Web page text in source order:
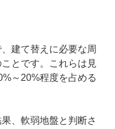
建て替えに必要な周
とです。これらは見
～20%程度を占める
、軟弱地盤と判断さ